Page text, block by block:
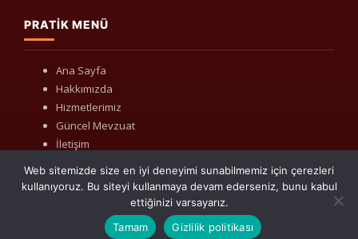
PRATIK MENÜ
Ana Sayfa
Hakkımızda
Hizmetlerimiz
Güncel Mevzuat
İletişim
Mevzuat: Alomaliye.com |ABACIPARKWeb Hosting
Web sitemizde size en iyi deneyimi sunabilmemiz için çerezleri
kullanıyoruz. Bu siteyi kullanmaya devam ederseniz, bunu kabul
ettiğinizi varsayarız.
Tamam
Gizlilik politikası